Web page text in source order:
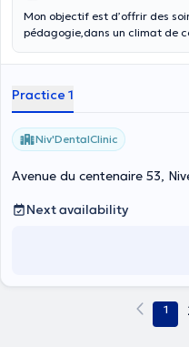
Mon objectif est d’offrir des
pédagogie,dans un climat de
Practice 1
Niv'DentalClinic
Avenue du centenaire 53,
Next availability
1